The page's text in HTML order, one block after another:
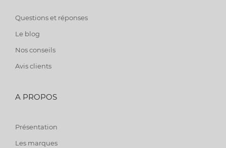
Questions et réponses
Le blog
Nos conseils
Avis clients
A PROPOS
Présentation
Les marques